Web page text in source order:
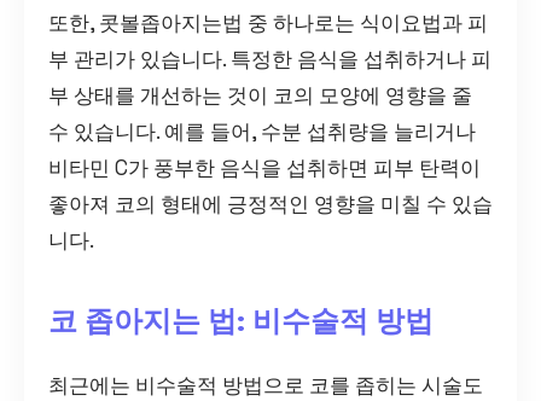
또한, 콧볼좁아지는법 중 하나로는 식이요법과 피
부 관리가 있습니다. 특정한 음식을 섭취하거나 피
부 상태를 개선하는 것이 코의 모양에 영향을 줄
수 있습니다. 예를 들어, 수분 섭취량을 늘리거나
비타민 C가 풍부한 음식을 섭취하면 피부 탄력이
좋아져 코의 형태에 긍정적인 영향을 미칠 수 있습
니다.
코 좁아지는 법: 비수술적 방법
최근에는 비수술적 방법으로 코를 좁히는 시술도